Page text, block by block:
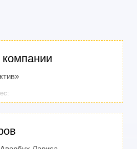
Петербург, ул.
8, литер А, помещение 19-Н
адрес: